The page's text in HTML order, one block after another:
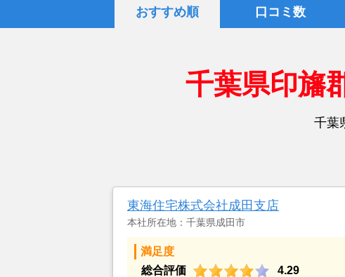
おすすめ順 口コミ数
千葉県印旛
千葉
東海住宅株式会社成田支店
本社所在地：千葉県成田市
満足度
総合評価
4.29